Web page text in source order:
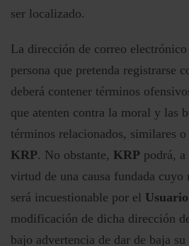
ser localizado.
La dirección de correo
persona que pretenda registrarse
deberá contener términos
que atenten contra la moral y las
términos relacionados, similares
KRP. No obstante, KRP podrá,
virtud de una causa fundada cuyo
será incuestionable por el Usuario
modificación de dicha dirección
bajo advertencia de dar de baja